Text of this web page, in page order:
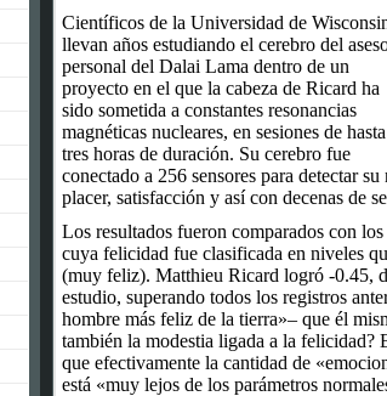
Científicos de la Universidad de
llevan años estudiando el cerebro del
personal del Dalai Lama dentro de un
proyecto en el que la cabeza de Ricard ha
sido sometida a constantes resonancias
magnéticas nucleares, en sesiones de hasta
tres horas de duración. Su cerebro fue
conectado a 256 sensores para detectar
placer, satisfacción y así con decenas de
Los resultados fueron comparados con
cuya felicidad fue clasificada en niveles
(muy feliz). Matthieu Ricard logró -0.45,
estudio, superando todos los registros
hombre más feliz de la tierra»– que él
también la modestia ligada a la felicidad?
que efectivamente la cantidad de
está «muy lejos de los parámetros